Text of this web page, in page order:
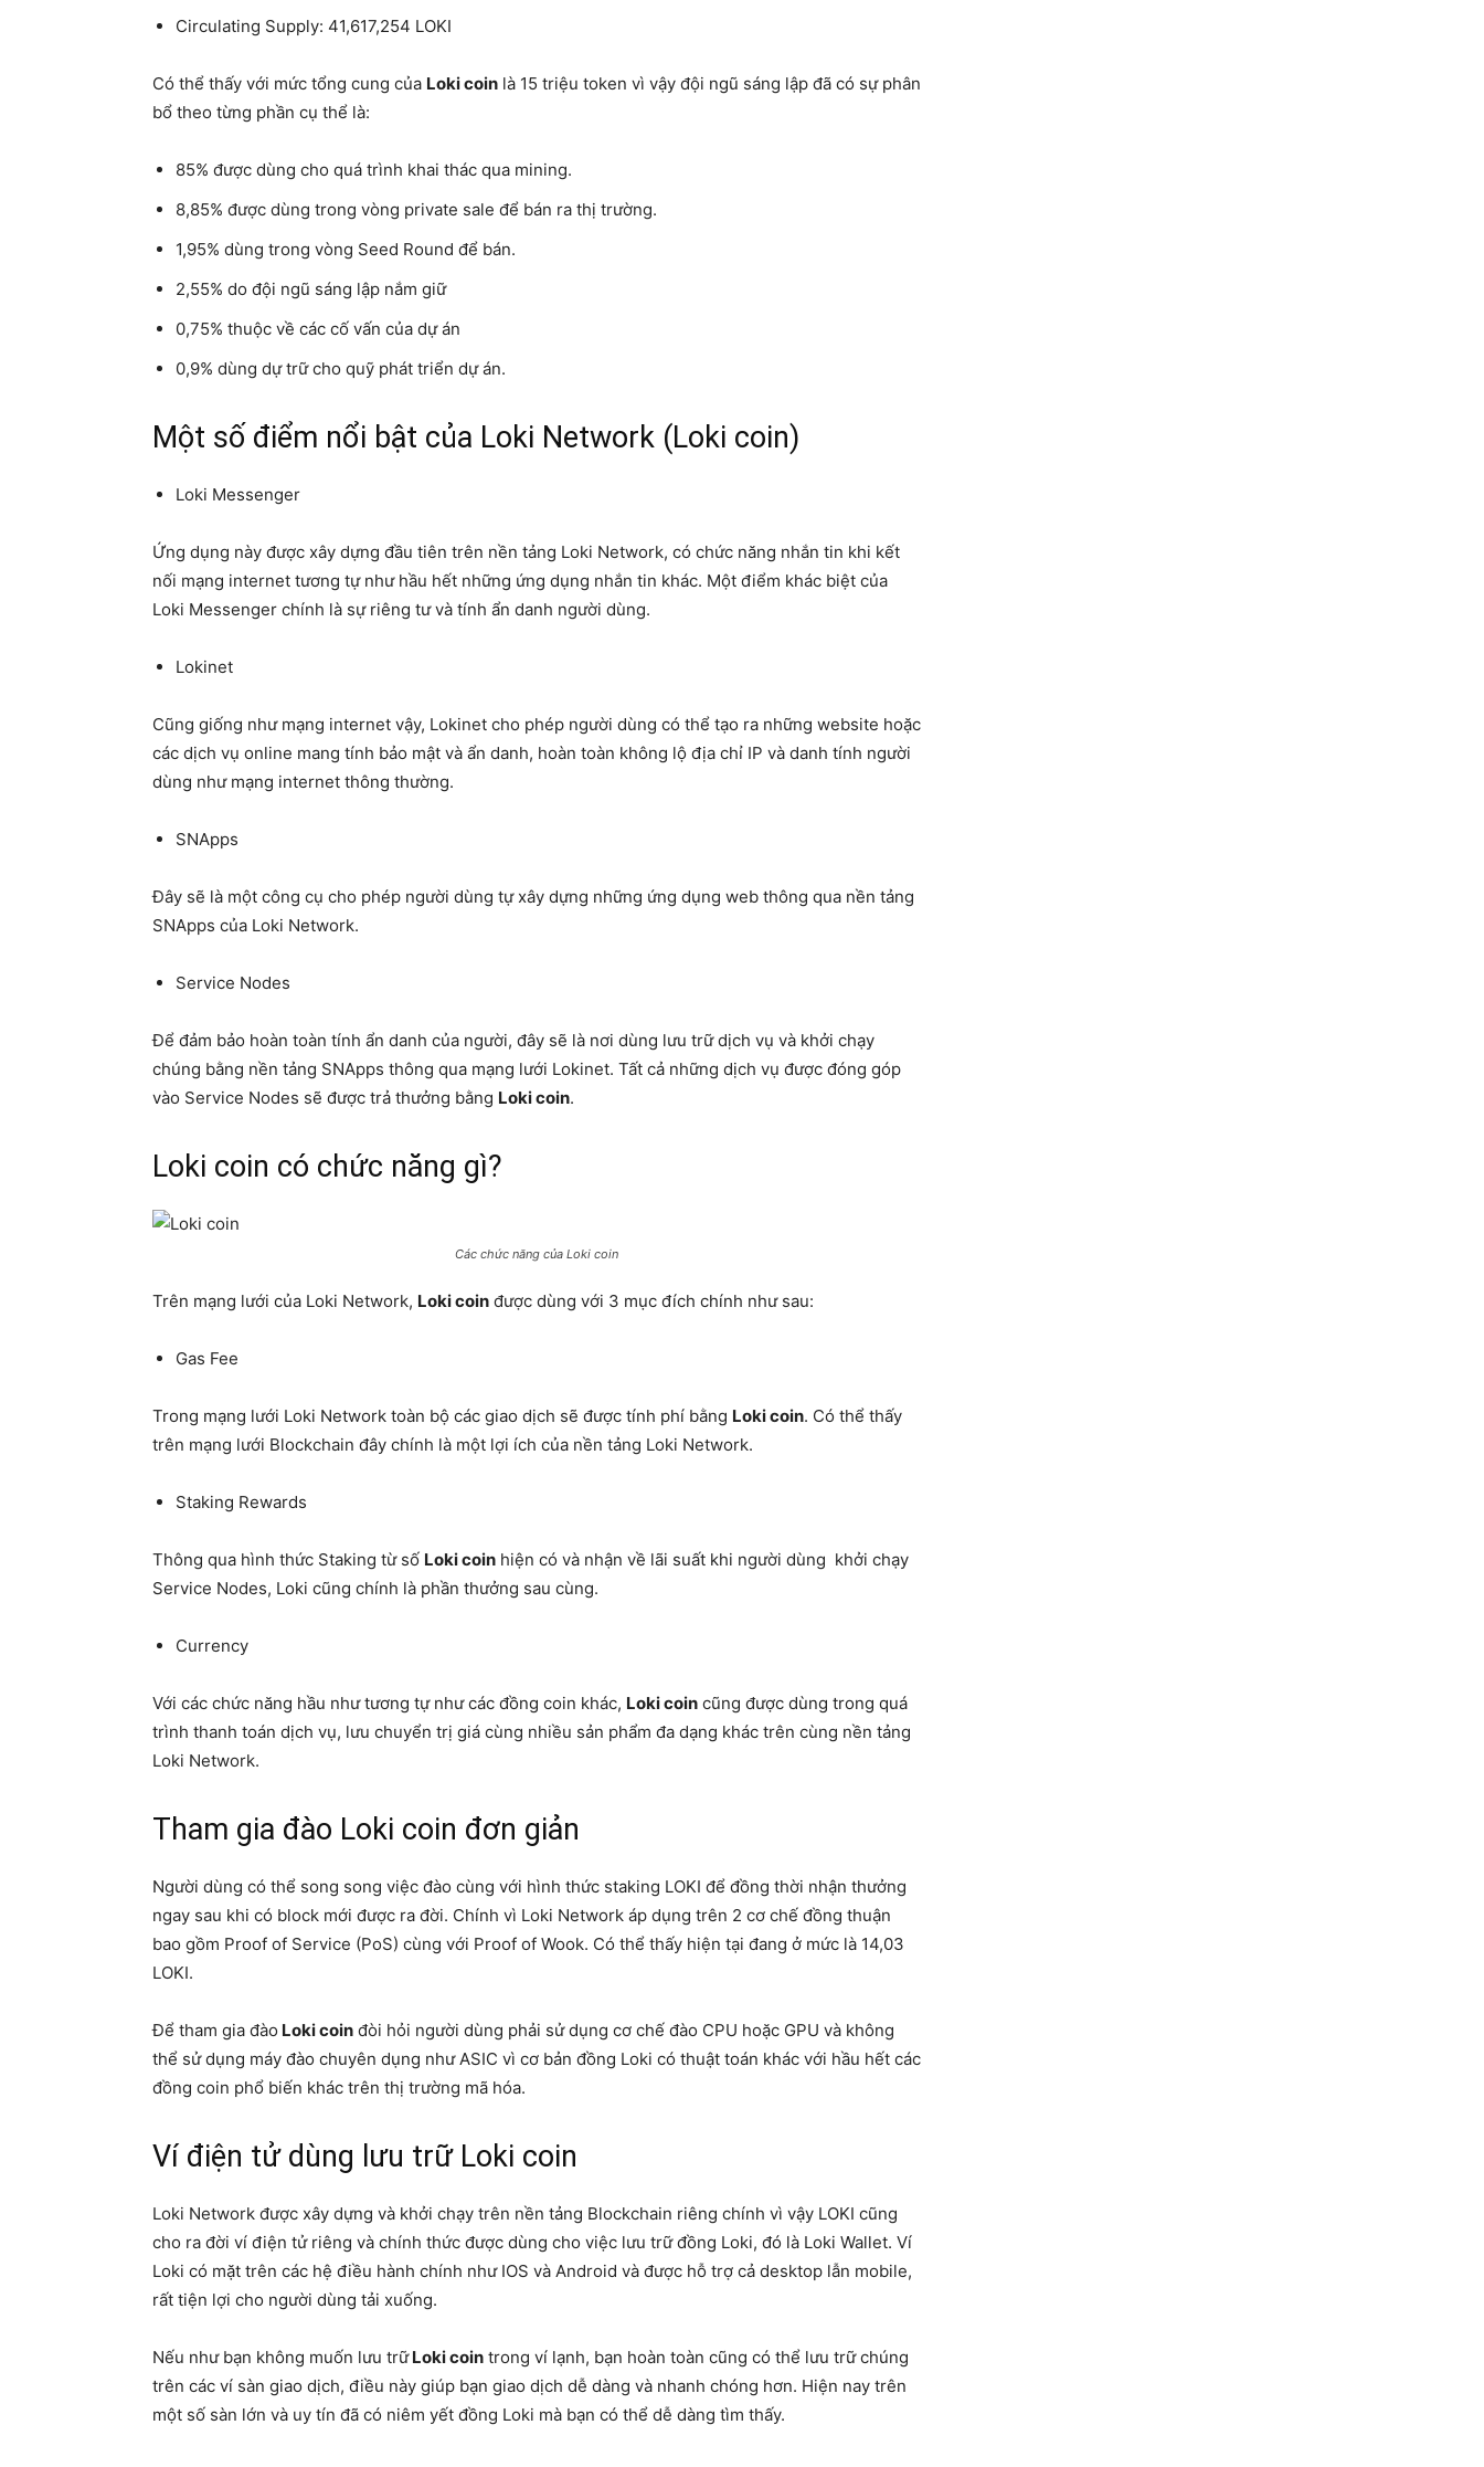
Circulating Supply: 41,617,254 LOKI
Có thể thấy với mức tổng cung của Loki coin là 15 triệu token vì vậy đội ngũ sáng lập đã có sự phân
bổ theo từng phần cụ thể là:
85% được dùng cho quá trình khai thác qua mining.
8,85% được dùng trong vòng private sale để bán ra thị trường.
1,95% dùng trong vòng Seed Round để bán.
2,55% do đội ngũ sáng lập nắm giữ
0,75% thuộc về các cố vấn của dự án
0,9% dùng dự trữ cho quỹ phát triển dự án.
Một số điểm nổi bật của Loki Network (Loki coin)
Loki Messenger
Ứng dụng này được xây dựng đầu tiên trên nền tảng Loki Network, có chức năng nhắn tin khi kết
nối mạng internet tương tự như hầu hết những ứng dụng nhắn tin khác. Một điểm khác biệt của
Loki Messenger chính là sự riêng tư và tính ẩn danh người dùng.
Lokinet
Cũng giống như mạng internet vậy, Lokinet cho phép người dùng có thể tạo ra những website hoặc
các dịch vụ online mang tính bảo mật và ẩn danh, hoàn toàn không lộ địa chỉ IP và danh tính người
dùng như mạng internet thông thường.
SNApps
Đây sẽ là một công cụ cho phép người dùng tự xây dựng những ứng dụng web thông qua nền tảng
SNApps của Loki Network.
Service Nodes
Để đảm bảo hoàn toàn tính ẩn danh của người, đây sẽ là nơi dùng lưu trữ dịch vụ và khởi chạy
chúng bằng nền tảng SNApps thông qua mạng lưới Lokinet. Tất cả những dịch vụ được đóng góp
vào Service Nodes sẽ được trả thưởng bằng Loki coin.
Loki coin có chức năng gì?
Các chức năng của Loki coin
Trên mạng lưới của Loki Network, Loki coin được dùng với 3 mục đích chính như sau:
Gas Fee
Trong mạng lưới Loki Network toàn bộ các giao dịch sẽ được tính phí bằng Loki coin. Có thể thấy
trên mạng lưới Blockchain đây chính là một lợi ích của nền tảng Loki Network.
Staking Rewards
Thông qua hình thức Staking từ số Loki coin hiện có và nhận về lãi suất khi người dùng khởi chạy
Service Nodes, Loki cũng chính là phần thưởng sau cùng.
Currency
Với các chức năng hầu như tương tự như các đồng coin khác, Loki coin cũng được dùng trong quá
trình thanh toán dịch vụ, lưu chuyển trị giá cùng nhiều sản phẩm đa dạng khác trên cùng nền tảng
Loki Network.
Tham gia đào Loki coin đơn giản
Người dùng có thể song song việc đào cùng với hình thức staking LOKI để đồng thời nhận thưởng
ngay sau khi có block mới được ra đời. Chính vì Loki Network áp dụng trên 2 cơ chế đồng thuận
bao gồm Proof of Service (PoS) cùng với Proof of Wook. Có thể thấy hiện tại đang ở mức là 14,03
LOKI.
Để tham gia đào Loki coin đòi hỏi người dùng phải sử dụng cơ chế đào CPU hoặc GPU và không
thể sử dụng máy đào chuyên dụng như ASIC vì cơ bản đồng Loki có thuật toán khác với hầu hết các
đồng coin phổ biến khác trên thị trường mã hóa.
Ví điện tử dùng lưu trữ Loki coin
Loki Network được xây dựng và khởi chạy trên nền tảng Blockchain riêng chính vì vậy LOKI cũng
cho ra đời ví điện tử riêng và chính thức được dùng cho việc lưu trữ đồng Loki, đó là Loki Wallet. Ví
Loki có mặt trên các hệ điều hành chính như IOS và Android và được hỗ trợ cả desktop lẫn mobile,
rất tiện lợi cho người dùng tải xuống.
Nếu như bạn không muốn lưu trữLoki coin trong ví lạnh, bạn hoàn toàn cũng có thể lưu trữ chúng
trên các ví sàn giao dịch, điều này giúp bạn giao dịch dễ dàng và nhanh chóng hơn. Hiện nay trên
một số sàn lớn và uy tín đã có niêm yết đồng Loki mà bạn có thể dễ dàng tìm thấy.